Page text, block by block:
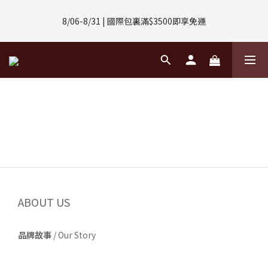
(數量有限售完不補)
8/06-8/31 | 國際包裏滿$3500即享免運
8/08-8/10 | 全館任選3件 贈 $188購物金
ABOUT US
品牌故事 /Our Story